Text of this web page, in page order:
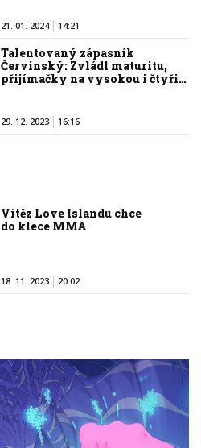
21. 01. 2024 14:21
Talentovaný zápasník
Červinský: Zvládl maturitu,
přijímačky na vysokou i čtyři…
29. 12. 2023 16:16
Vítěz Love Islandu chce
do klece MMA
18. 11. 2023 20:02